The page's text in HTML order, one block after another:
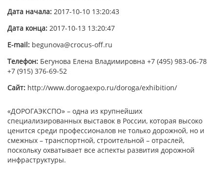
Дата начала: 2017-10-10 13:20:43
Дата конца: 2017-10-13 13:20:47
E-mail: begunova@crocus-off.ru
Телефон: Бегунова Елена Владимировна +7 (495) 983-06-78
+7 (915) 376-69-52
Сайт: http://www.dorogaexpo.ru/doroga/exhibition/
«ДОРОГАЭКСПО» – одна из крупнейших
специализированных выставок в России, которая высоко
ценится среди профессионалов не только дорожной, но и
смежных – транспортной, строительной – отраслей,
поскольку охватывает все аспекты развития дорожной
инфраструктуры.